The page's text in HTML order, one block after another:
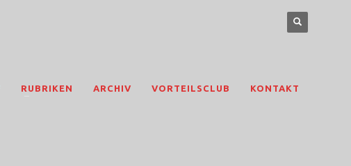
RUBRIKEN ARCHIV VORTEILSCLUB KONTAKT